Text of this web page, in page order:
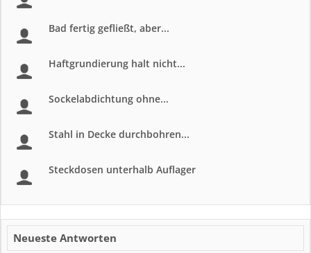
Bad fertig gefließt, aber...
Haftgrundierung halt nicht...
Sockelabdichtung ohne...
Stahl in Decke durchbohren...
Steckdosen unterhalb Auflager
Neueste Antworten